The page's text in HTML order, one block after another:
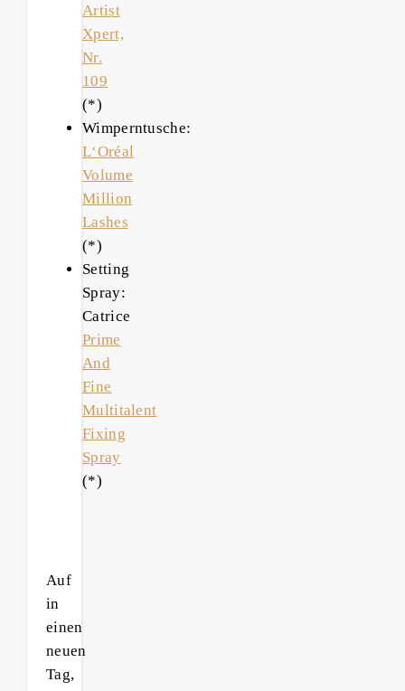
Artist
Xpert,
Nr.
109
(*)
Wimperntusche:
L‘Oréal
Volume
Million
Lashes
(*)
Setting
Spray:
Catrice
Prime
And
Fine
Multitalent
Fixing
Spray
(*)
Auf
in
einen
neuen
Tag,